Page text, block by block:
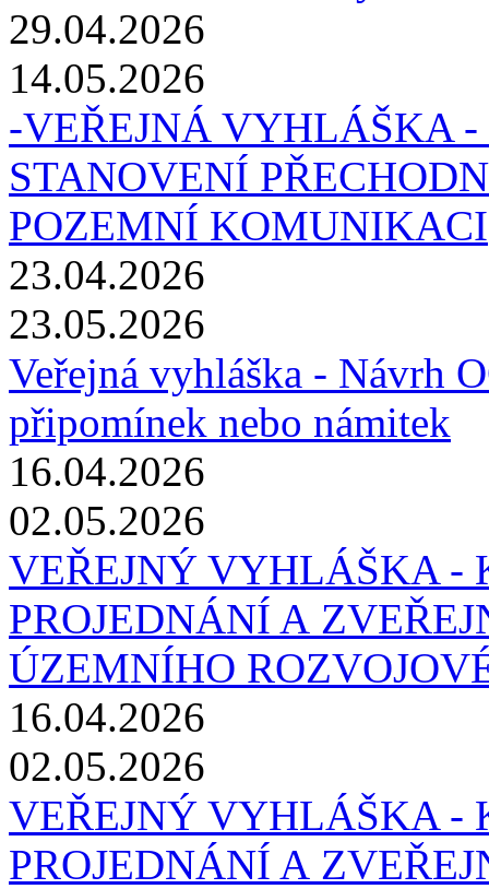
29.04.2026
14.05.2026
-VEŘEJNÁ VYHLÁŠKA -
STANOVENÍ
POZEMNÍ KOMUNIKACI
23.04.2026
23.05.2026
Veřejná vyhláška - Návrh
připomínek nebo námitek
16.04.2026
02.05.2026
VEŘEJNÝ VYHLÁŠKA -
PROJEDNÁNÍ A
ÚZEMNÍHO
16.04.2026
02.05.2026
VEŘEJNÝ VYHLÁŠKA -
PROJEDNÁNÍ A